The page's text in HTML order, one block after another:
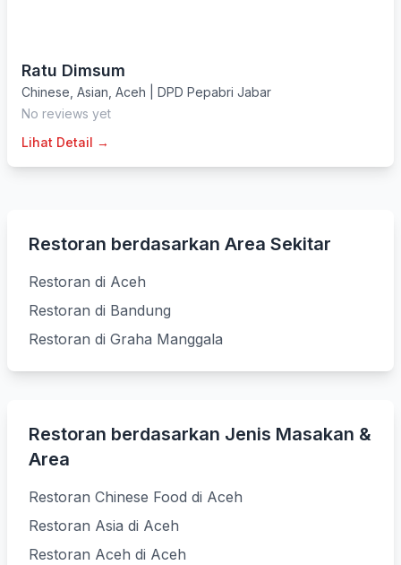
Ratu Dimsum
Chinese Asian Aceh
DPD Pepabri Jabar
No reviews yet
Lihat Detail →
Restoran berdasarkan Area Sekitar
Restoran di Aceh
Restoran di Bandung
Restoran di Graha Manggala
Restoran berdasarkan Jenis Masakan &
Area
Restoran Chinese Food di Aceh
Restoran Asia di Aceh
Restoran Aceh di Aceh